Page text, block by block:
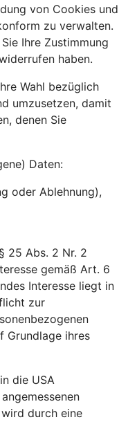
von Cookies und
zu verwalten.
Ihre Zustimmung
haben.
Wahl bezüglich
umzusetzen, damit
denen Sie
Daten:
oder Ablehnung),
25 Abs. 2 Nr. 2
gemäß Art. 6
Interesse liegt in
zur
Grundlage ihres
die USA
durch eine